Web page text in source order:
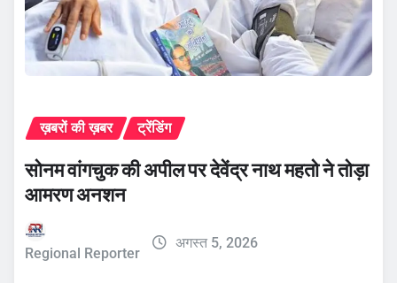
ख़बरों की ख़बर ट्रेंडिंग
सोनम वांगचुक की अपील पर देवेंद्र नाथ महतो ने तोड़ा
आमरण अनशन
Regional Reporter
अगस्त 5, 2026